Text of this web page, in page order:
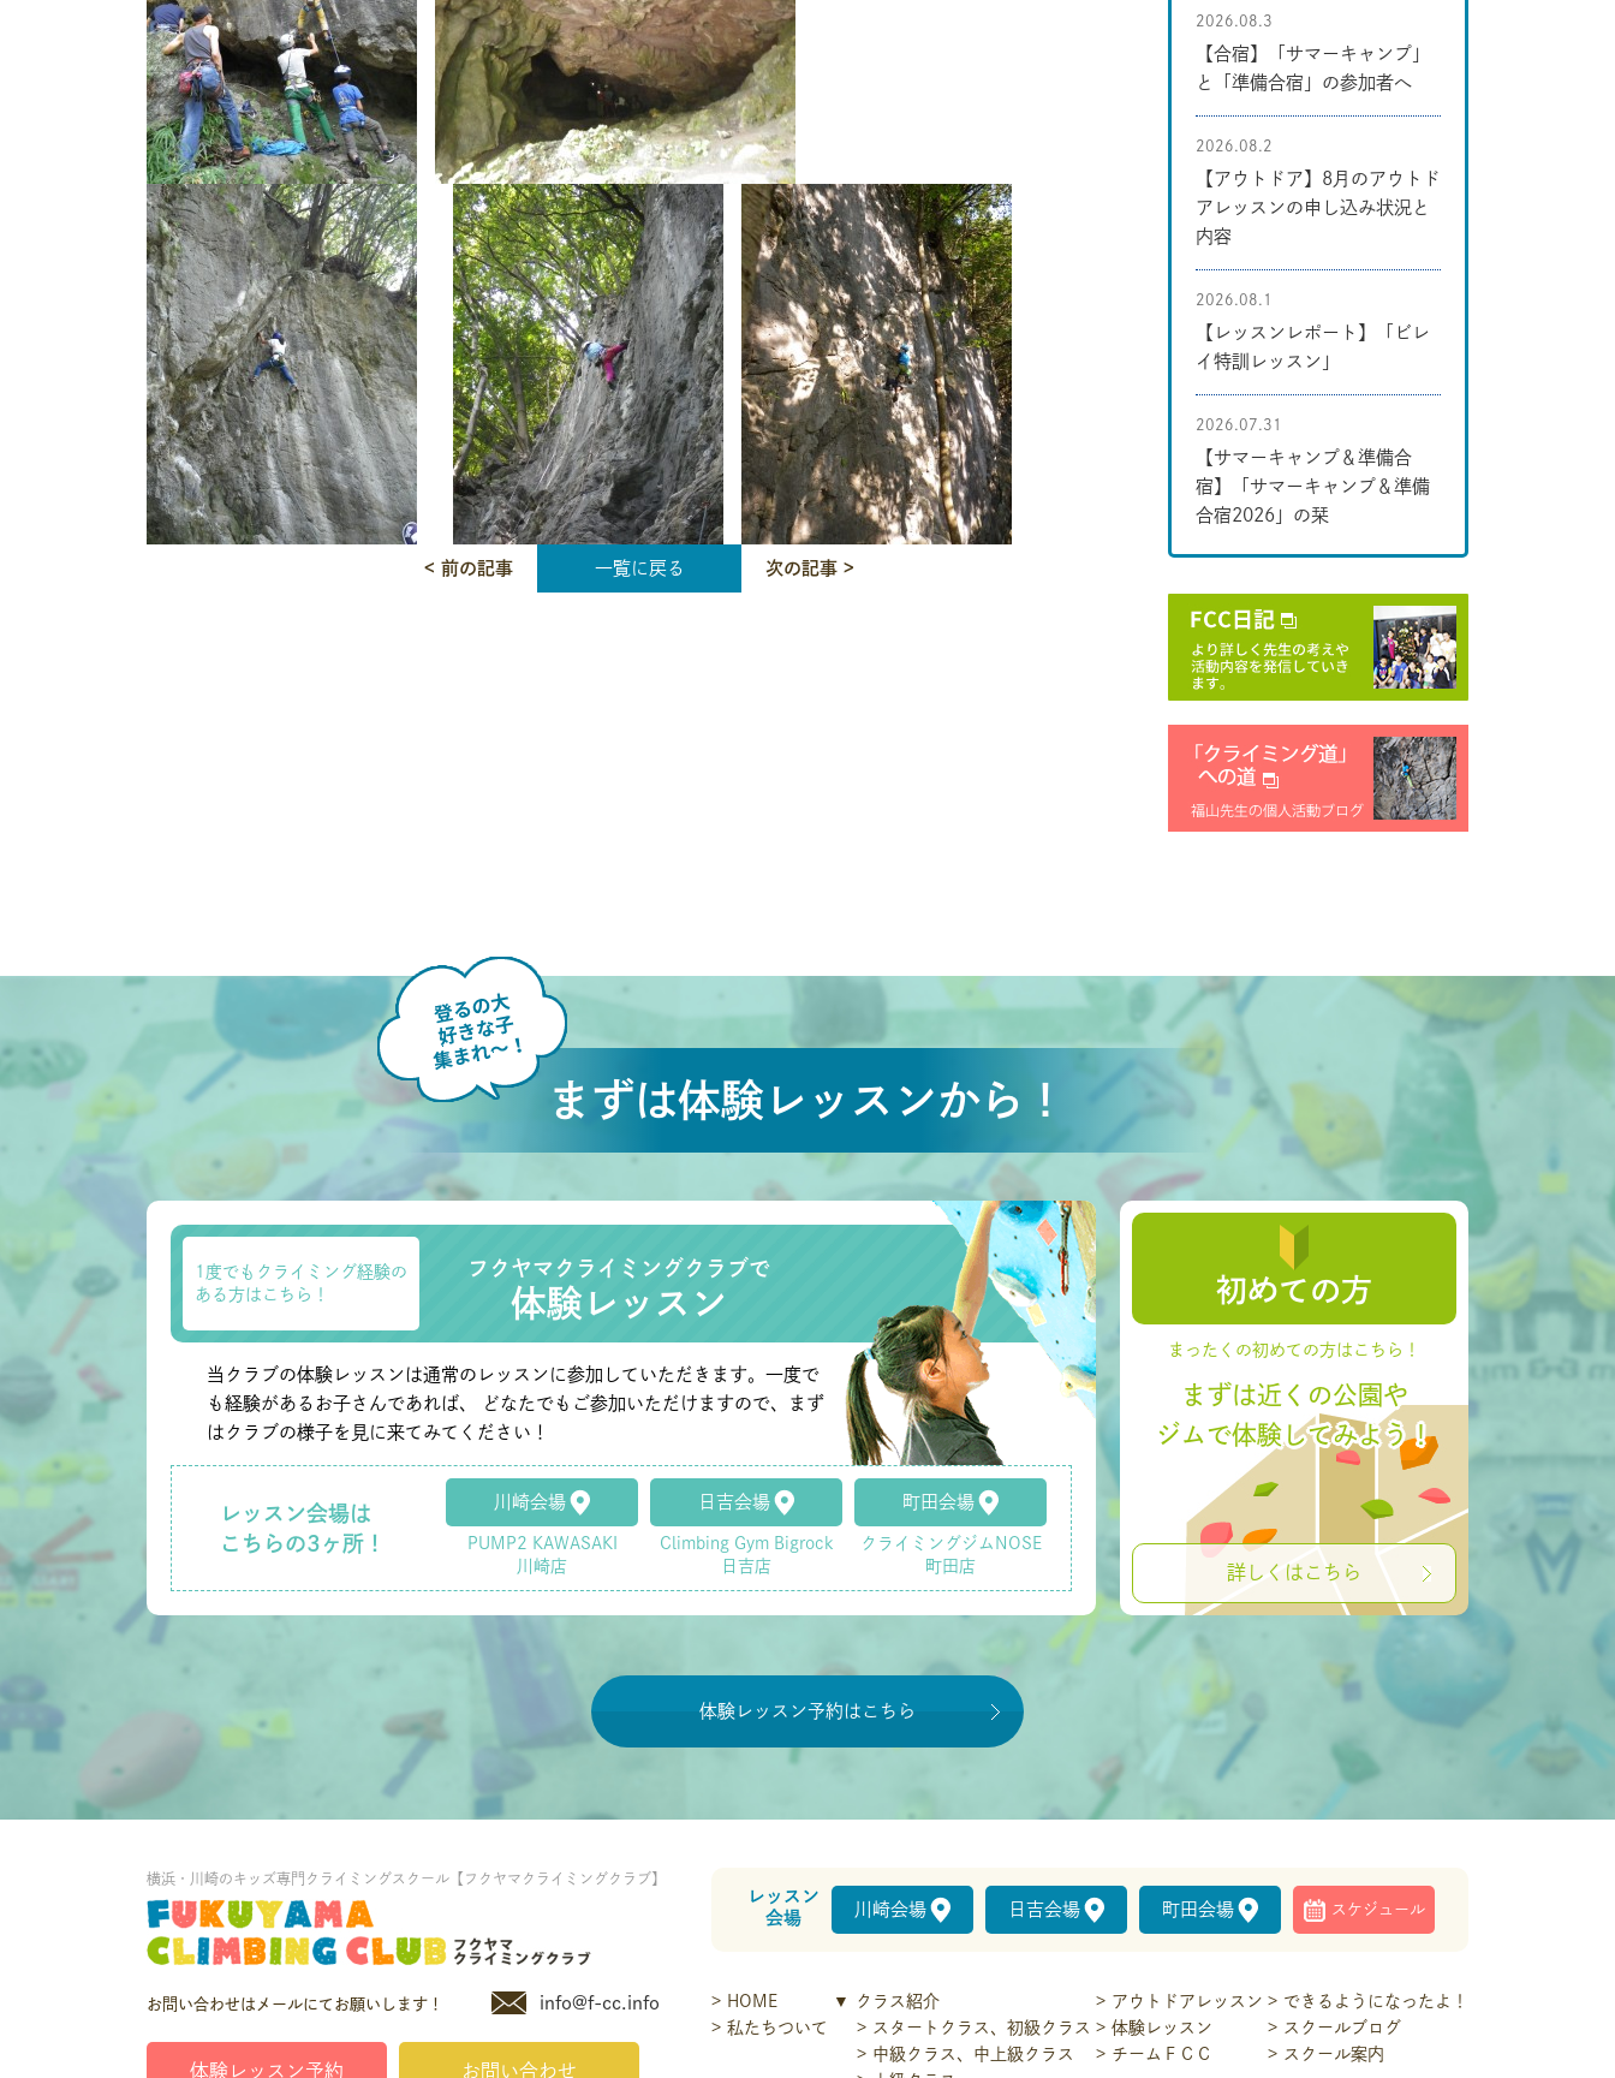
< 前の記事 一覧に戻る 次の記事 >
【合宿】「サマーキャンプ」
と「準備合宿」の参加者へ
2026.08.3
【アウトドア】8月のアウトド
アレッスンの申し込み状況と
内容
2026.08.2
【レッスンレポート】「ビレ
イ特訓レッスン」
2026.08.1
【サマーキャンプ＆準備合
宿】「サマーキャンプ＆準備
合宿2026」の栞
2026.07.31
まずは体験レッスンから！
1度でもクライミング経験の
ある方はこちら！
フクヤマクライミングクラブで
体験レッスン
当クラブの体験レッスンは通常のレッスンに参加していただきます。一度で
も経験があるお子さんであれば、 どなたでもご参加いただけますので、まず
はクラブの様子を見に来てみてください！
レッスン会場は
こちらの3ヶ所！
川崎会場
PUMP2 KAWASAKI
川崎店
日吉会場
Climbing Gym Bigrock
日吉店
町田会場
クライミングジムNOSE
町田店
初めての方
まったくの初めての方はこちら！
まずは近くの公園や
ジムで体験してみよう！
詳しくはこちら
体験レッスン予約はこちら
横浜・川崎のキッズ専門クライミングスクール【フクヤマクライミングクラブ】
お問い合わせはメールにてお願いします！ info@f-cc.info
体験レッスン予約 お問い合わせ
レッスン
会場
川崎会場 日吉会場 町田会場 スケジュール
HOME
私たちついて
クラス紹介
スタートクラス、初級クラス
中級クラス、中上級クラス
アウトドアレッスン
体験レッスン
チームＦＣＣ
できるようになったよ！
スクールブログ
スクール案内